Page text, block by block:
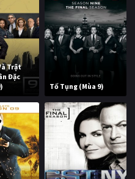
Trật
Đặc
Tố Tụng (Mùa 9)